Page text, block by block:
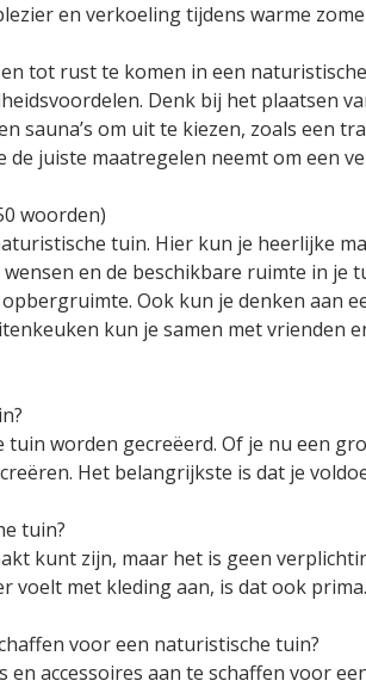
en verkoeling tijdens warme
tot rust te komen in een
Denk bij het plaatsen
sauna’s om uit te kiezen, zoals een
juiste maatregelen neemt om een
woorden)
tuin. Hier kun je heerlijke
en de beschikbare ruimte in je
Ook kun je denken aan
kun je samen met vrienden
worden gecreëerd. Of je nu een
Het belangrijkste is dat je
tuin?
kunt zijn, maar het is geen
voelt met kleding aan, is dat ook
voor een naturistische tuin?
accessoires aan te schaffen voor